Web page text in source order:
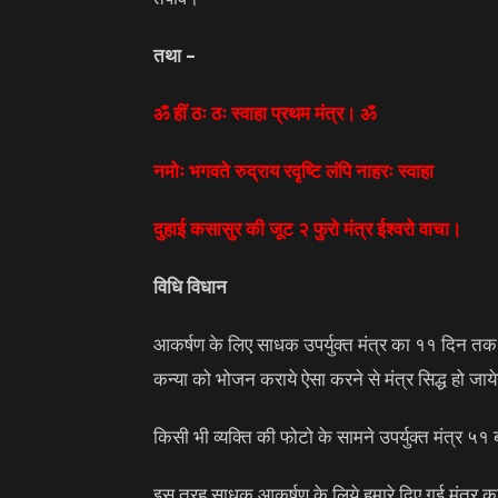
तथा –
ॐ हीं ठः ठः स्वाहा प्रथम मंत्र। ॐ
नमोः भगवते रुद्राय रदृष्टि लंपि नाहरः स्वाहा
दुहाई कसासुर की जूट २ फुरो मंत्र ईश्वरो वाचा।
विधि विधान
आकर्षण के लिए साधक उपर्युक्त मंत्र का ११ दिन
कन्या को भोजन कराये ऐसा करने से मंत्र सिद्ध हो
किसी भी व्यक्ति की फोटो के सामने उपर्युक्त मंत्र